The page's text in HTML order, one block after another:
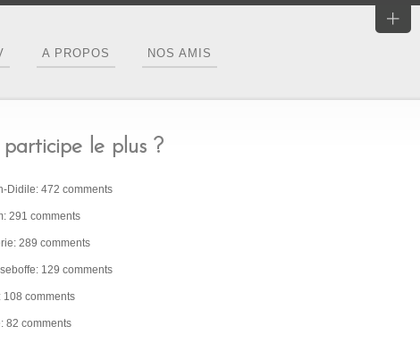
A PROPOS NOS AMIS
le plus ?
Didile: 472 comments
291 comments
289 comments
129 comments
108 comments
82 comments